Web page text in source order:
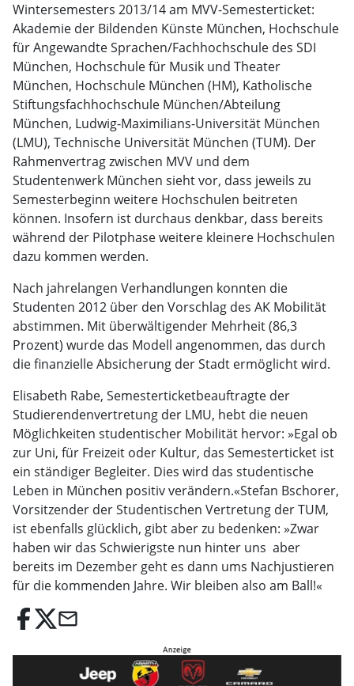
Wintersemesters 2013/14 am MVV-Semesterticket:
Akademie der Bildenden Künste München, Hochschule
für Angewandte Sprachen/Fachhochschule des SDI
München, Hochschule für Musik und Theater
München, Hochschule München (HM), Katholische
Stiftungsfachhochschule München/Abteilung
München, Ludwig-Maximilians-Universität München
(LMU), Technische Universität München (TUM). Der
Rahmenvertrag zwischen MVV und dem
Studentenwerk München sieht vor, dass jeweils zu
Semesterbeginn weitere Hochschulen beitreten
können. Insofern ist durchaus denkbar, dass bereits
während der Pilotphase weitere kleinere Hochschulen
dazu kommen werden.
Nach jahrelangen Verhandlungen konnten die
Studenten 2012 über den Vorschlag des AK Mobilität
abstimmen. Mit überwältigender Mehrheit (86,3
Prozent) wurde das Modell angenommen, das durch
die finanzielle Absicherung der Stadt ermöglicht wird.
Elisabeth Rabe, Semesterticketbeauftragte der
Studierendenvertretung der LMU, hebt die neuen
Möglichkeiten studentischer Mobilität hervor: »Egal ob
zur Uni, für Freizeit oder Kultur, das Semesterticket ist
ein ständiger Begleiter. Dies wird das studentische
Leben in München positiv verändern.«Stefan Bschorer,
Vorsitzender der Studentischen Vertretung der TUM,
ist ebenfalls glücklich, gibt aber zu bedenken: »Zwar
haben wir das Schwierigste nun hinter uns  aber
bereits im Dezember geht es dann ums Nachjustieren
für die kommenden Jahre. Wir bleiben also am Ball!«
email